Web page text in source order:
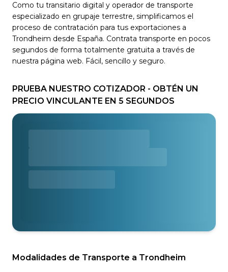
Como tu transitario digital y operador de transporte
especializado en grupaje terrestre, simplificamos el
proceso de contratación para tus exportaciones a
Trondheim desde España. Contrata transporte en pocos
segundos de forma totalmente gratuita a través de
nuestra página web. Fácil, sencillo y seguro.
PRUEBA NUESTRO COTIZADOR - OBTÉN UN
PRECIO VINCULANTE EN 5 SEGUNDOS
Modalidades de Transporte a Trondheim